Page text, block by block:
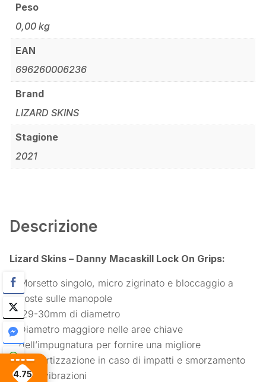
Peso
0,00 kg
EAN
696260006236
Brand
LIZARD SKINS
Stagione
2021
Descrizione
Lizard Skins – Danny Macaskill Lock On Grips:
Morsetto singolo, micro zigrinato e bloccaggio a
coste sulle manopole
29-30mm di diametro
Diametro maggiore nelle aree chiave
dell’impugnatura per fornire una migliore
ammortizzazione in caso di impatti e smorzamento
delle vibrazioni
4.75